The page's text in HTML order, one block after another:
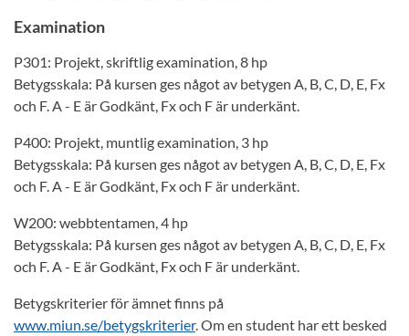
Examination
P301: Projekt, skriftlig examination, 8 hp
Betygsskala: På kursen ges något av betygen A, B, C, D, E, Fx
och F. A - E är Godkänt, Fx och F är underkänt.
P400: Projekt, muntlig examination, 3 hp
Betygsskala: På kursen ges något av betygen A, B, C, D, E, Fx
och F. A - E är Godkänt, Fx och F är underkänt.
W200: webbtentamen, 4 hp
Betygsskala: På kursen ges något av betygen A, B, C, D, E, Fx
och F. A - E är Godkänt, Fx och F är underkänt.
Betygskriterier för ämnet finns på
www.miun.se/betygskriterier. Om en student har ett besked